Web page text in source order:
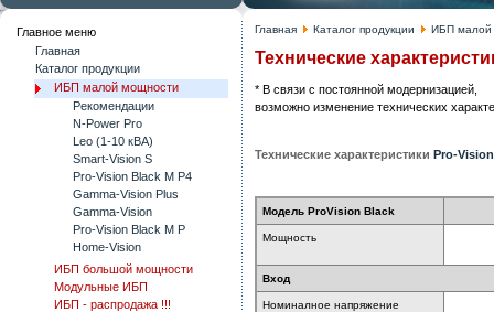
Главное меню
Главная
Каталог продукции
ИБП малой мощности
Рекомендации
N-Power Pro
Leo (1-10 кВА)
Smart-Vision S
Pro-Vision Black M P4
Gamma-Vision Plus
Gamma-Vision
Pro-Vision Black M P
Home-Vision
ИБП большой мощности
Модульные ИБП
ИБП - распродажа !!!
Главная Каталог продукции ИБП малой
Технические
* В связи с постоянной модернизацией,
возможно изменение технических
Технические характеристики Pro-
Мoдель PrоVisiоn Blаck
Мощность
Вход
Номиналное напряжение